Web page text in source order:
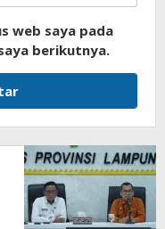
web saya pada
berikutnya.